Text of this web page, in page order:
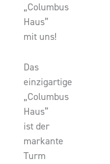
„Columbus
Haus”
mit uns!
Das
einzigartige
„Columbus
Haus”
ist der
markante
Turm